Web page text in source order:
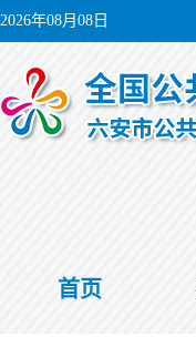
2026年08月08日
首页